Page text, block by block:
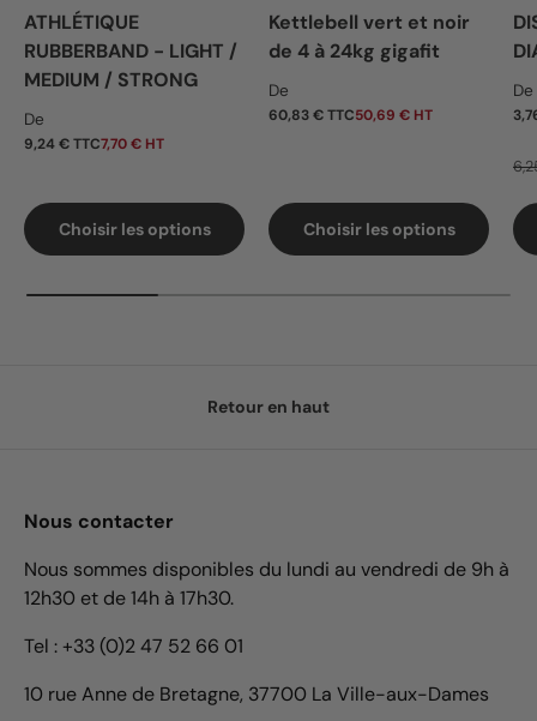
ATHLÉTIQUE
RUBBERBAND - LIGHT /
MEDIUM / STRONG
Prix habituel
De
9,24 € TTC7,70 € HT
Choisir les options
Kettlebell vert et noir
de 4 à 24kg gigafit
Prix habituel
De
60,83 € TTC50,69 € HT
Choisir les options
De
Retour en haut
Nous contacter
Nous sommes disponibles du lundi au vendredi de 9h à
12h30 et de 14h à 17h30.
Tel : +33 (0)2 47 52 66 01
10 rue Anne de Bretagne, 37700 La Ville-aux-Dames